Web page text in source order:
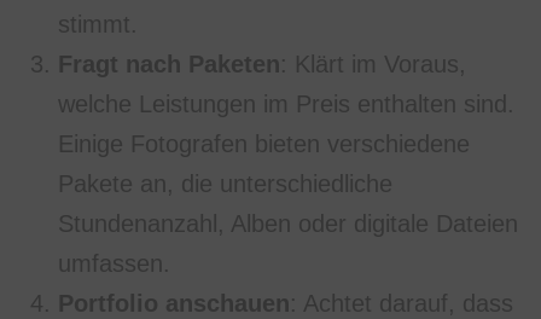
stimmt.
Fragt nach Paketen: Klärt im Voraus,
welche Leistungen im Preis enthalten sind.
Einige Fotografen bieten verschiedene
Pakete an, die unterschiedliche
Stundenanzahl, Alben oder digitale Dateien
umfassen.
Portfolio anschauen: Achtet darauf, dass